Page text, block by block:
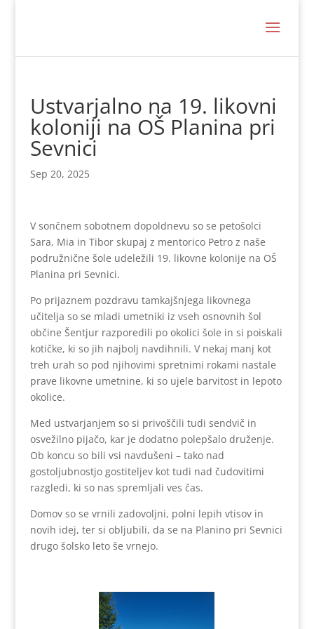
Ustvarjalno na 19. likovni
koloniji na OŠ Planina pri
Sevnici
Sep 20, 2025
V sončnem sobotnem dopoldnevu so se petošolci
Sara, Mia in Tibor skupaj z mentorico Petro z naše
podružnične šole udeležili 19. likovne kolonije na OŠ
Planina pri Sevnici.
Po prijaznem pozdravu tamkajšnjega likovnega
učitelja so se mladi umetniki iz vseh osnovnih šol
občine Šentjur razporedili po okolici šole in si poiskali
kotičke, ki so jih najbolj navdihnili. V nekaj manj kot
treh urah so pod njihovimi spretnimi rokami nastale
prave likovne umetnine, ki so ujele barvitost in lepoto
okolice.
Med ustvarjanjem so si privoščili tudi sendvič in
osvežilno pijačo, kar je dodatno polepšalo druženje.
Ob koncu so bili vsi navdušeni – tako nad
gostoljubnostjo gostiteljev kot tudi nad čudovitimi
razgledi, ki so nas spremljali ves čas.
Domov so se vrnili zadovoljni, polni lepih vtisov in
novih idej, ter si obljubili, da se na Planino pri Sevnici
drugo šolsko leto še vrnejo.